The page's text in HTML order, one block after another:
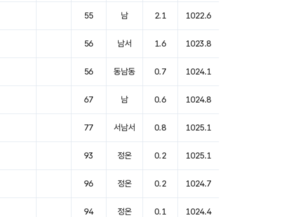
55 남 2.1 1022.6
56 남서 1.6 1023.8
56 동남동 0.7 1024.1
67 남 0.6 1024.8
77 서남서 0.8 1025.1
93 정온 0.2 1025.1
96 정온 0.2 1024.7
94 정온 0.1 1024.4